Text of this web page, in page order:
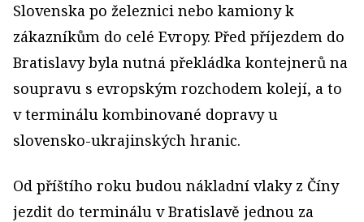
Slovenska po železnici nebo kamiony k
zákazníkům do celé Evropy. Před příjezdem do
Bratislavy byla nutná překládka kontejnerů na
soupravu s evropským rozchodem kolejí, a to
v terminálu kombinované dopravy u
slovensko-ukrajinských hranic.
Od příštího roku budou nákladní vlaky z Číny
jezdit do terminálu v Bratislavě jednou za